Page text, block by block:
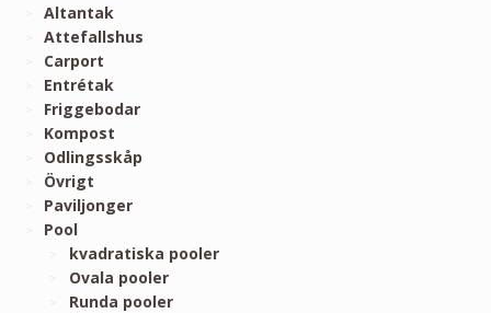
Altantak
Attefallshus
Carport
Entrétak
Friggebodar
Kompost
Odlingsskåp
Övrigt
Paviljonger
Pool
kvadratiska pooler
Ovala pooler
Runda pooler